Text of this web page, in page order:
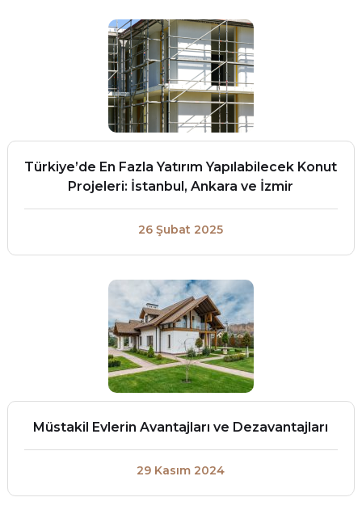
Türkiye’de En Fazla Yatırım Yapılabilecek Konut
Projeleri: İstanbul, Ankara ve İzmir
26 Şubat 2025
Müstakil Evlerin Avantajları ve Dezavantajları
29 Kasım 2024